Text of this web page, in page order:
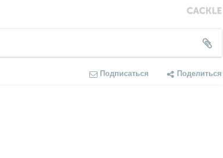
Подписаться Поделиться